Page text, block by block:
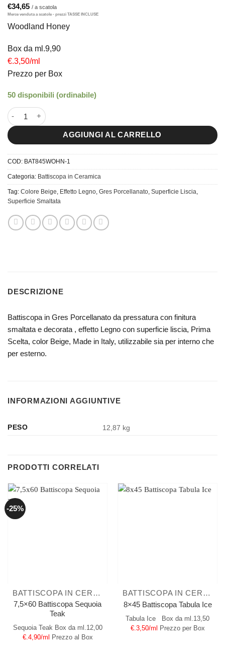
€34,65
Woodland Honey
Box da ml.9,90
€.3,50/ml
Prezzo per Box
50 disponibili (ordinabile)
8x45 Battiscopa Woodland Honey quantità
AGGIUNGI AL CARRELLO
COD: BAT845WOHN-1
Categoria: Battiscopa in Ceramica
Tag: Colore Beige, Effetto Legno, Gres Porcellanato, Superficie Liscia,
Superficie Smaltata
DESCRIZIONE
Battiscopa in Gres Porcellanato da pressatura con finitura
smaltata e decorata , effetto Legno con superficie liscia, Prima
Scelta, color Beige, Made in Italy, utilizzabile sia per interno che
per esterno.
INFORMAZIONI AGGIUNTIVE
PESO 12,87 kg
PRODOTTI CORRELATI
-25%
BATTISCOPA IN CERAMICA
7,5×60 Battiscopa Sequoia
Teak
Sequoia Teak Box da ml.12,00
€.4,90/ml
Prezzo al Box
BATTISCOPA IN CERAMICA
8×45 Battiscopa Tabula Ice
Tabula Ice
Box da ml.13,50
€.3,50/ml
Prezzo per Box